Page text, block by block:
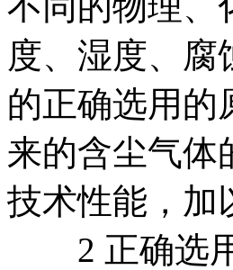
度、湿度、
的正确选用的
来的含尘气体
技术性能，加
2 正确选用